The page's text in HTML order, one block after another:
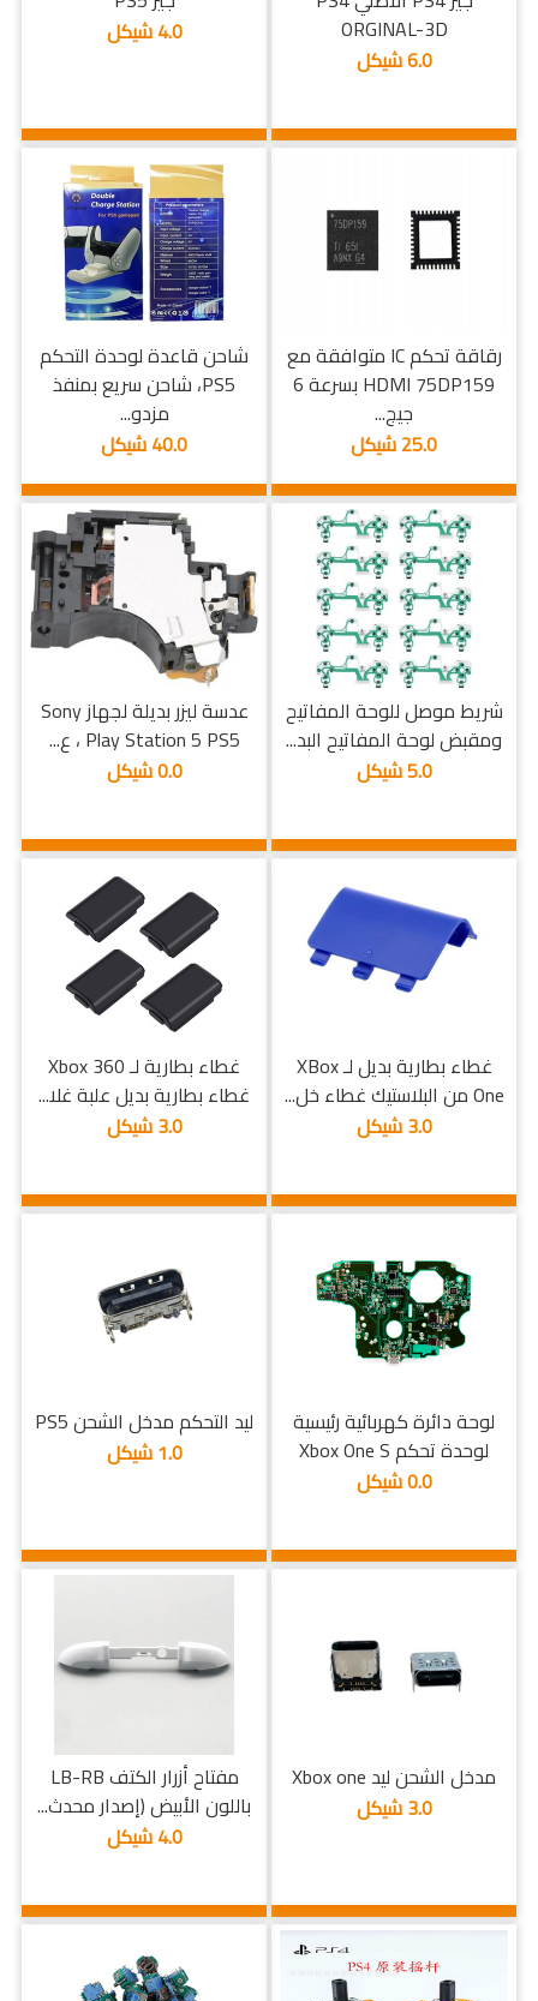
ORGINAL-3D
6.0 شيكل
4.0 شيكل
رقاقة تحكم IC متوافقة مع
HDMI 75DP159 بسرعة 6
جيج...
25.0 شيكل
شاحن قاعدة لوحدة التحكم
PS5، شاحن سريع بمنفذ
مزدو...
40.0 شيكل
شريط موصل للوحة المفاتيح
ومقبض لوحة المفاتيح البد...
5.0 شيكل
عدسة ليزر بديلة لجهاز Sony
Play Station 5 PS5 ، ع...
0.0 شيكل
غطاء بطارية بديل لـ XBox
One من البلاستيك غطاء خل...
3.0 شيكل
غطاء بطارية لـ Xbox 360
غطاء بطارية بديل علبة غلا...
3.0 شيكل
لوحة دائرة كهربائية رئيسية
لوحدة تحكم Xbox One S
0.0 شيكل
ليد التحكم مدخل الشحن PS5
1.0 شيكل
مدخل الشحن ليد Xbox one
3.0 شيكل
مفتاح أزرار الكتف LB-RB
باللون الأبيض (إصدار محدث...
4.0 شيكل